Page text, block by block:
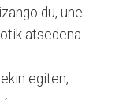
du, une
atsedena
egiten,